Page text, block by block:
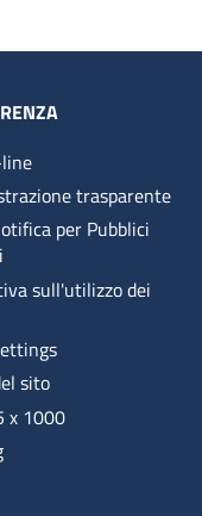
trasparente
per Pubblici
sull'utilizzo dei
sito
x 1000